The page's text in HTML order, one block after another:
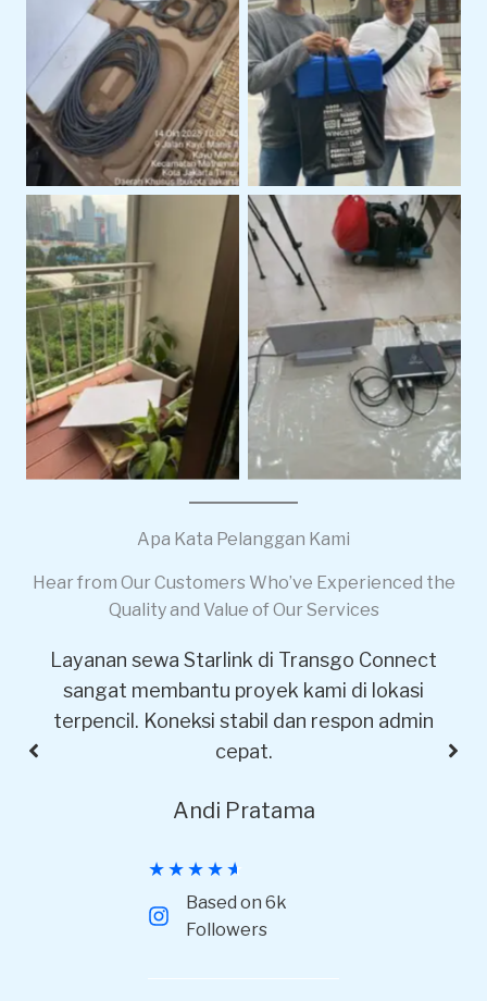
Starlink
Serah Terima Jakarta
Timur
Starlink Starlink Gen 3
Apa Kata Pelanggan Kami
Hear from Our Customers Who’ve Experienced the
Quality and Value of Our Services
Pelayanan sewa Starlink-nya profesional,
pemasangan cepat, dan internet langsung
bisa dipakai tanpa kendala.
5 Stars On Google Maps
★★★★★
Based on 6k
Followers​